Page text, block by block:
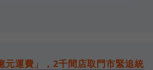
運費」，2千間店取門市緊追統